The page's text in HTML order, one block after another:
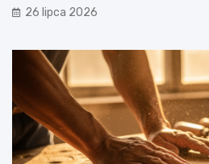
26 lipca 2026